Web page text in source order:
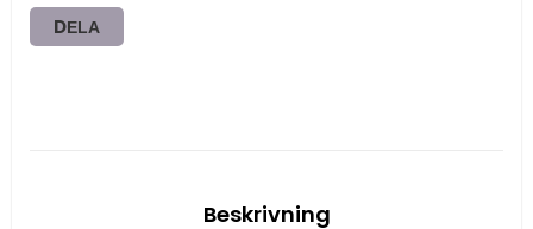
DELA
Beskrivning